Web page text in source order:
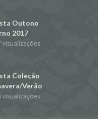
Outono
2017
visualizações
Coleção
Verão
visualizações